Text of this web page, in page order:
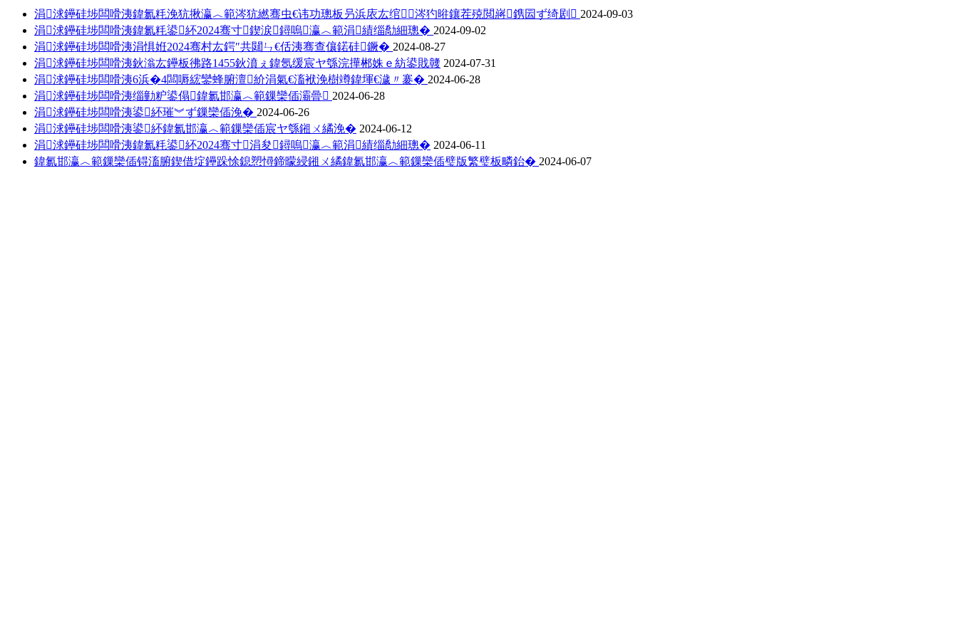
涓浗鑸硅埗闆嗗洟鍏氱粍浼犺揪瀛︿範涔犺繎骞虫€讳功璁板叧浜庡厷绾涔犳暀鑲茬殑閲嶈鎸囩ず绮剧 2024-09-03
涓浗鑸硅埗闆嗗洟鍏氱粍鍙紑2024骞寸鍥涙鐞嗚瀛︿範涓績缁勪細璁� 2024-09-02
涓浗鑸硅埗闆嗗洟涓惧姙2024骞村厷鍔″共閮ㄣ€佸洟骞查儴鍩硅鐝� 2024-08-27
涓浗鑸硅埗闆嗗洟鈥滃厷鑸板彿路1455鈥濆ぇ鍏氬缓宸ヤ綔浣撶郴姝ｅ紡鍙戝竷 2024-07-31
涓浗鑸硅埗闆嗗洟6浜�4闆嗕綋鑾蜂腑澶紒涓氣€滀袱浼樹竴鍏堚€濊〃褰� 2024-06-28
涓浗鑸硅埗闆嗗洟缁勭粐鍙傝鍏氱邯瀛︿範鏁欒偛灞曡 2024-06-28
涓浗鑸硅埗闆嗗洟鍙紑璀︾ず鏁欒偛浼� 2024-06-26
涓浗鑸硅埗闆嗗洟鍙紑鍏氱邯瀛︿範鏁欒偛宸ヤ綔鎺ㄨ繘浼� 2024-06-12
涓浗鑸硅埗闆嗗洟鍏氱粍鍙紑2024骞寸涓夋鐞嗚瀛︿範涓績缁勪細璁� 2024-06-11
鍏氱邯瀛︿範鏁欒偛锝滀腑鍥借埞鑸跺悇鎴愬憳鍗曚綅鎺ㄨ繘鍏氱邯瀛︿範鏁欒偛璧版繁璧板疄鈶� 2024-06-07